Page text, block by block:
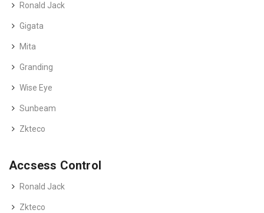
Ronald Jack
Gigata
Mita
Granding
Wise Eye
Sunbeam
Zkteco
Accsess Control
Ronald Jack
Zkteco